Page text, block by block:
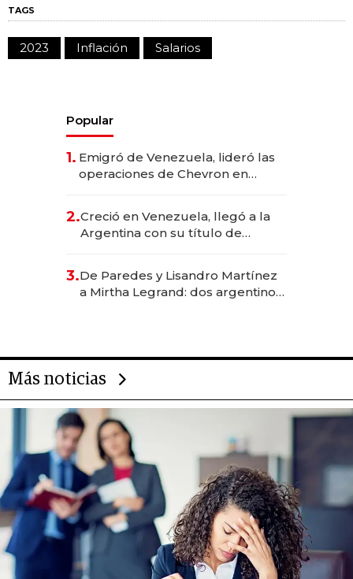
TAGS
2023 Inflación Salarios
Popular
1. Emigró de Venezuela, lideró las
operaciones de Chevron en
2.Creció en Venezuela, llegó a la
Argentina con su título de
las marcas "fast premium"
3.De Paredes y Lisandro Martínez
a Mirtha Legrand: dos argentinos
Más noticias